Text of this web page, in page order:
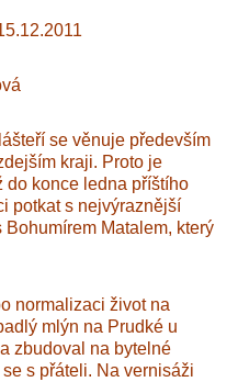
se věnuje především
kraji. Proto je
do konce ledna příštího
potkat s nejvýraznější
Matalem, který
normalizaci život na
mlýn na Prudké u
zbudoval na bytelné
s přáteli. Na vernisáži